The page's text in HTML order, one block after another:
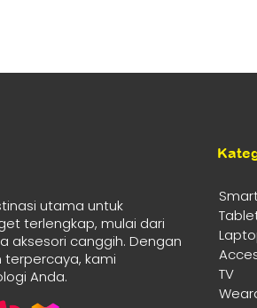
utama untuk
terlengkap, mulai dari
aksesori canggih. Dengan
terpercaya, kami
Anda.
TV